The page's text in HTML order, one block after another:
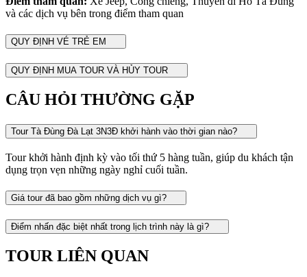
và các dịch vụ bên trong điểm tham quan
QUY ĐỊNH VÉ TRẺ EM
QUY ĐỊNH MUA TOUR VÀ HỦY TOUR
CÂU HỎI THƯỜNG GẶP
Tour Tà Đùng Đà Lạt 3N3Đ khởi hành vào thời gian nào?
Tour khởi hành định kỳ vào tối thứ 5 hàng tuần, giúp du khách tận
dụng trọn vẹn những ngày nghỉ cuối tuần.
Giá tour đã bao gồm những dịch vụ gì?
Điểm nhấn đặc biệt nhất trong lịch trình này là gì?
TOUR LIÊN QUAN